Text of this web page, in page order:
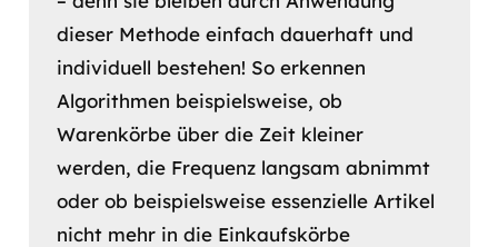
dieser Methode einfach dauerhaft und
individuell bestehen! So erkennen
Algorithmen beispielsweise, ob
Warenkörbe über die Zeit kleiner
werden, die Frequenz langsam abnimmt
oder ob beispielsweise essenzielle Artikel
nicht mehr in die Einkaufskörbe